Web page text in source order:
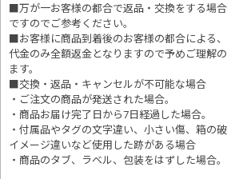
■万が一お客様の都合で返品・交換をする場
ですのでご参考ください。
■お客様に商品到着後のお客様の都合による
代金のみ全額返金となりますので予めご理解
ます。
■交換・返品・キャンセルが不可能な場合
・ご注文の商品が発送された場合。
・商品お届け完了日から7日経過した場合。
・付属品やタグの文字違い、小さい傷、箱の
イメージ違いなど使用した跡がある場合
・商品のタブ、ラベル、包装をはずした場合